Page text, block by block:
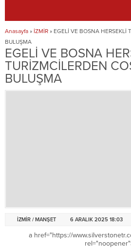
Anasayfa » İZMİR » EGELİ VE BOSNA HERSEKLİ
BULUŞMA
EGELİ VE BOSNA
TURİZMCİLERDEN
BULUŞMA
İZMİR /MANŞET 6 ARALIK 2025 18:03
a href="https://